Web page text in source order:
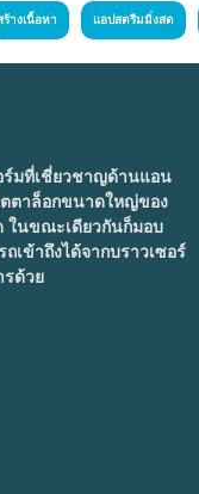
ร้างเนื้อหา แอปสตรีมมิ่งสด
มที่เชี่ยวชาญด้านแอน
ตตาล็อกขนาดใหญ่ของ
ในขณะเดียวกันก็มอบ
เข้าถึงได้จากบราวเซอร์
รด้วย